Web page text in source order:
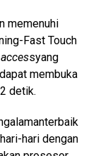
memenuhi
Fast Touch
syang
membuka
detik.
hari dengan